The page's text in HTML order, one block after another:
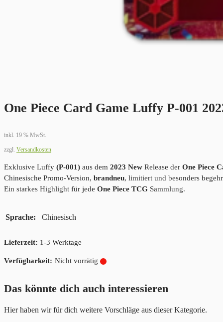
One Piece Card Game Luffy P-001
inkl. 19 % MwSt.
zzgl. Versandkosten
Exklusive Luffy (P-001) aus dem 2023 New Release der One Piece
Chinesische Promo-Version, brandneu, limitiert und besonders
Ein starkes Highlight für jede One Piece TCG Sammlung.
Sprache Chinesisch
Lieferzeit: 1-3 Werktage
Nicht vorrätig
Das könnte dich auch interessieren
Hier haben wir für dich weitere Vorschläge aus dieser Kategorie.